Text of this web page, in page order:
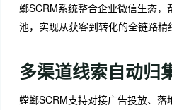
螂SCRM系统整合企业微信生态
池，实现从获客到转化的全链路精
多渠道线索自动归
螳螂SCRM支持对接广告投放、